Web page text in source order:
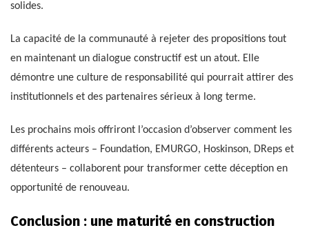
solides.
La capacité de la communauté à rejeter des propositions tout
en maintenant un dialogue constructif est un atout. Elle
démontre une culture de responsabilité qui pourrait attirer des
institutionnels et des partenaires sérieux à long terme.
Les prochains mois offriront l’occasion d’observer comment les
différents acteurs – Foundation, EMURGO, Hoskinson, DReps et
détenteurs – collaborent pour transformer cette déception en
opportunité de renouveau.
Conclusion : une maturité en construction